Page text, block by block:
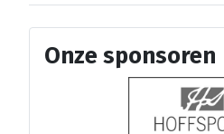
Onze sponsoren